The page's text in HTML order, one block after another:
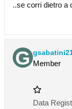
..se corri dietro a
Member
Data